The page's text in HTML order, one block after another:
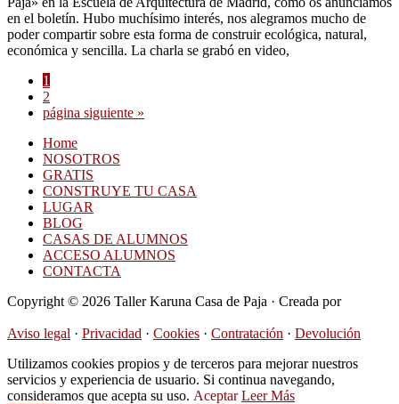
en el boletín. Hubo muchísimo interés, nos alegramos mucho de
poder compartir sobre esta forma de construir ecológica, natural,
económica y sencilla. La charla se grabó en video,
Página
1
Página
2
Ir
la
página siguiente »
Home
NOSOTROS
GRATIS
CONSTRUYE TU CASA
LUGAR
BLOG
CASAS DE ALUMNOS
ACCESO ALUMNOS
CONTACTA
Copyright © 2026 Taller Karuna Casa de Paja · Creada por
Aviso legal · Privacidad · Cookies · Contratación · Devolución
Utilizamos cookies propios y de terceros para mejorar nuestros
servicios y experiencia de usuario. Si continua navegando,
consideramos que acepta su uso. Aceptar Leer Más